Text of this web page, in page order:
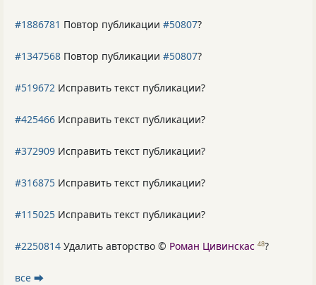
#1886781 Повтор публикации #50807?
#1347568 Повтор публикации #50807?
#519672 Исправить текст публикации?
#425466 Исправить текст публикации?
#372909 Исправить текст публикации?
#316875 Исправить текст публикации?
#115025 Исправить текст публикации?
#2250814 Удалить авторство © Роман Цивинскас 48?
все ⮕